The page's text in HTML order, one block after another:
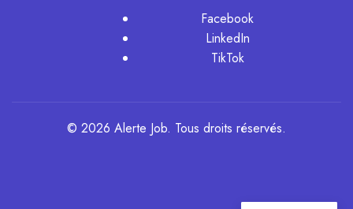
Facebook
LinkedIn
TikTok
© 2026 Alerte Job. Tous droits réservés.